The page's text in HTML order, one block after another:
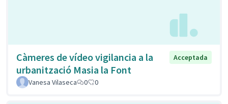
Càmeres de vídeo vigilancia a la
urbanització Masia la Font
Acceptada
Vanesa Vilaseca 0 0